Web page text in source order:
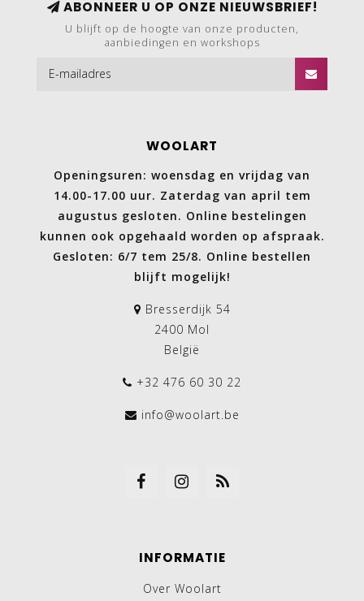
ABONNEER U OP ONZE NIEUWSBRIEF!
U blijft op de hoogte van onze producten,
aanbiedingen en workshops
WOOLART
Openingsuren: woensdag en vrijdag van
14.00-17.00 uur. Zaterdag van april tem
augustus gesloten. Online bestelingen
kunnen ook opgehaald worden op afspraak.
Gesloten: 6/7 tem 25/8. Online bestellen
blijft mogelijk!
Bresserdijk 54
2400 Mol
België
+32 476 60 30 22
info@woolart.be
INFORMATIE
Over Woolart